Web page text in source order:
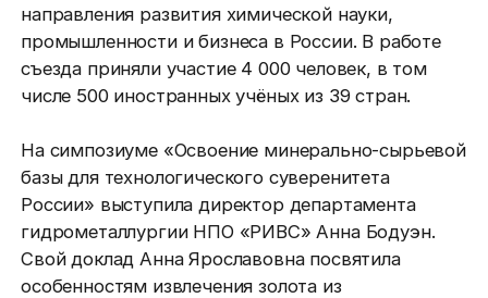
направления развития химической науки,
промышленности и бизнеса в России. В работе
съезда приняли участие 4 000 человек, в том
числе 500 иностранных учёных из 39 стран.
На симпозиуме «Освоение минерально-сырьевой
базы для технологического суверенитета
России» выступила директор департамента
гидрометаллургии НПО «РИВС» Анна Бодуэн.
Свой доклад Анна Ярославовна посвятила
особенностям извлечения золота из